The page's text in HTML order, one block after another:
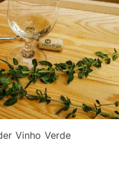
Vinho Verde